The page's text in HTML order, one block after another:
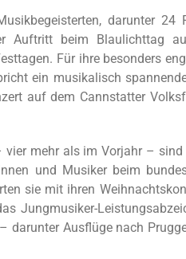
darunter 24
Auftritt beim Blaulichttag
Für ihre besonders
ein musikalisch
auf dem Cannstatter
vier mehr als im Vorjahr – sind
und Musiker beim
sie mit ihren
Jungmusiker-
darunter Ausflüge nach